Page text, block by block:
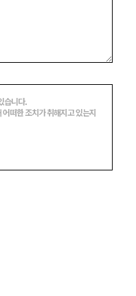
습니다.
떠한 조치가 취해지고 있는지
취미 , 결혼여부 , 기념일 , 주민